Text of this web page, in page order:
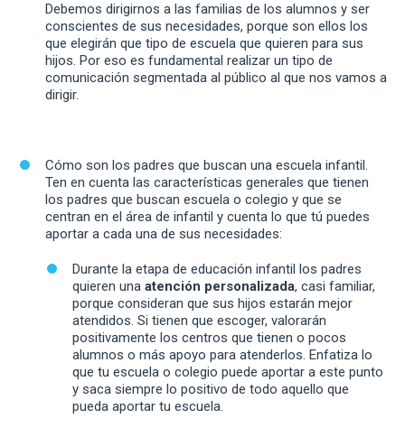
Debemos dirigirnos a las familias de los alumnos y ser
conscientes de sus necesidades, porque son ellos los
que elegirán que tipo de escuela que quieren para sus
hijos. Por eso es fundamental realizar un tipo de
comunicación segmentada al público al que nos vamos a
dirigir.
Cómo son los padres que buscan una escuela infantil.
Ten en cuenta las características generales que tienen
los padres que buscan escuela o colegio y que se
centran en el área de infantil y cuenta lo que tú puedes
aportar a cada una de sus necesidades:
Durante la etapa de educación infantil los padres
quieren una atención personalizada, casi familiar,
porque consideran que sus hijos estarán mejor
atendidos. Si tienen que escoger, valorarán
positivamente los centros que tienen o pocos
alumnos o más apoyo para atenderlos. Enfatiza lo
que tu escuela o colegio puede aportar a este punto
y saca siempre lo positivo de todo aquello que
pueda aportar tu escuela.